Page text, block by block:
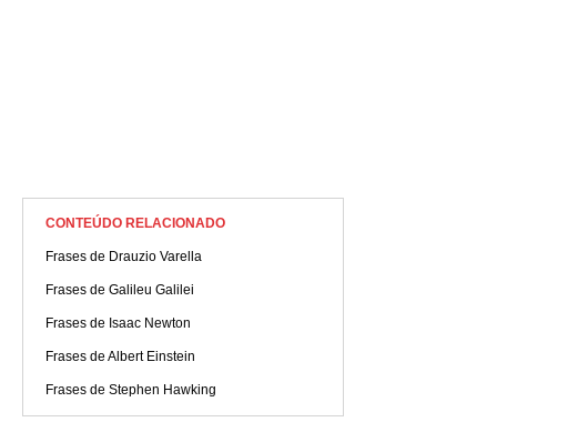
CONTEÚDO RELACIONADO
Frases de Drauzio Varella
Frases de Galileu Galilei
Frases de Isaac Newton
Frases de Albert Einstein
Frases de Stephen Hawking